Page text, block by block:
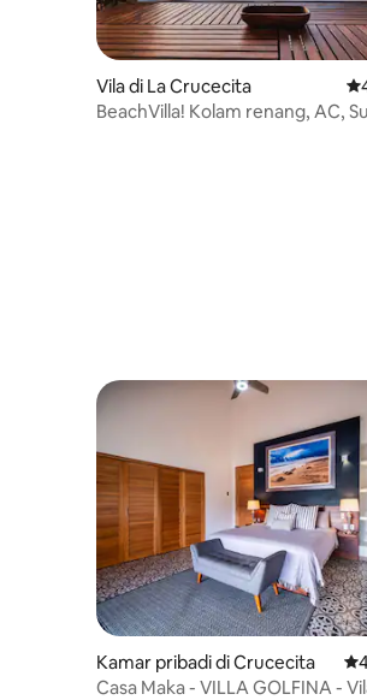
Vila di La Crucecita
BeachVilla! Kolam renang, AC,
Kamar pribadi di Crucecita
Casa Maka - VILLA GOLFINA -